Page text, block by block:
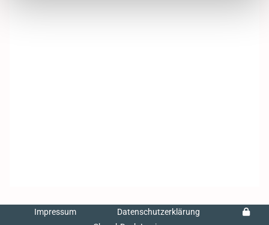
Impressum
Datenschutzerklärung